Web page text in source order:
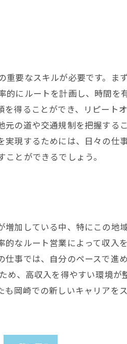
要なスキルが必要です。ま
にルートを計画し、時間を
得ることができ、リピート
の道や交通規制を把握する
現するためには、日々の仕
とができるでしょう。
加している中、特にこの地
なルート営業によって収入
事では、自分のペースで進
、高収入を得やすい環境
岡崎での新しいキャリアを